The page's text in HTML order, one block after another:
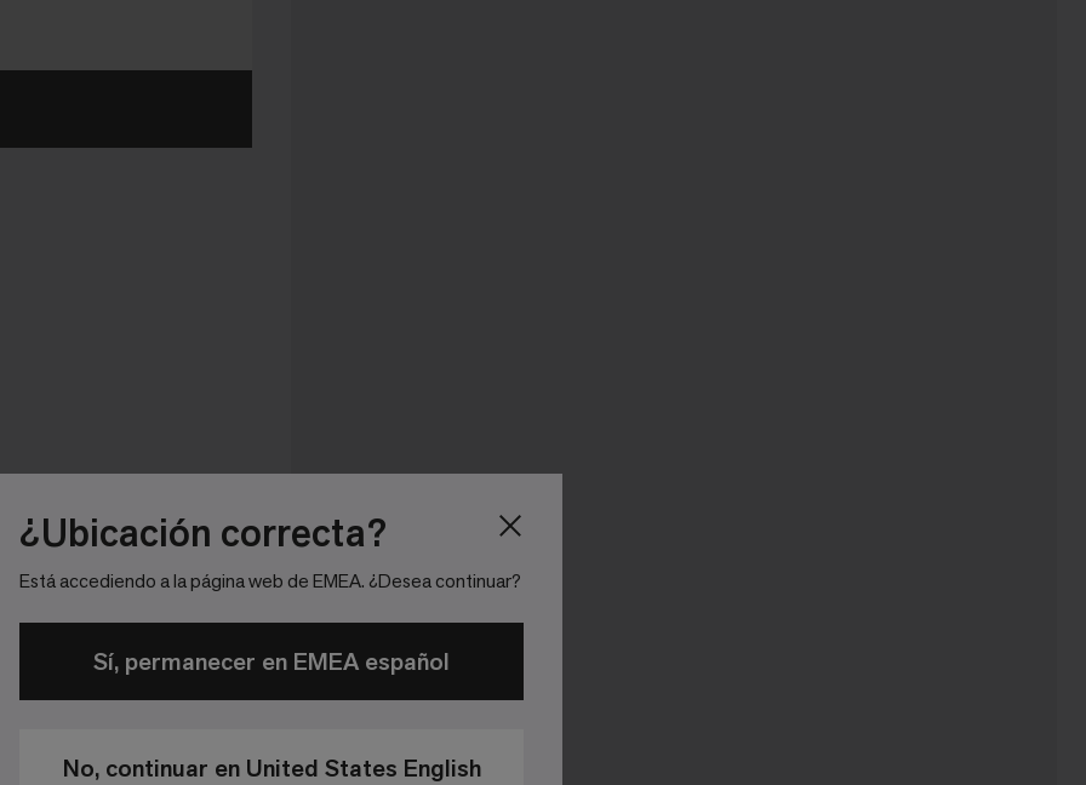
¿Ubicación correcta?
Está accediendo a la página web de EMEA. ¿Desea continuar?
Sí, permanecer en EMEA español
No, continuar en United States English